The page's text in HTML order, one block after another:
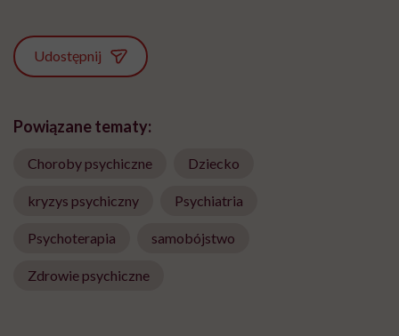
Udostępnij
Powiązane tematy:
Choroby psychiczne Dziecko
kryzys psychiczny Psychiatria
Psychoterapia samobójstwo
Zdrowie psychiczne